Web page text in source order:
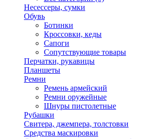
Несессеры, сумки
Обувь
Ботинки
Кроссовки, кеды
Сапоги
Сопутствующие товары
Перчатки, рукавицы
Планшеты
Ремни
Ремень армейский
Ремни оружейные
Шнуры пистолетные
Рубашки
Свитера, джемпера, толстовки
Средства маскировки